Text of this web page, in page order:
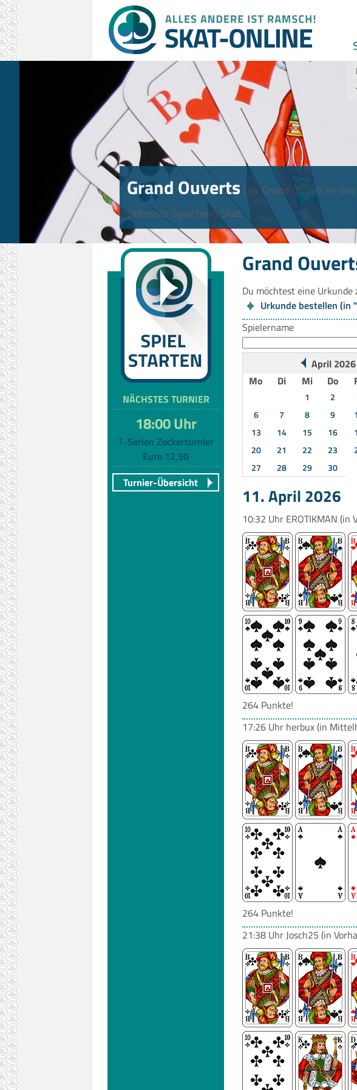
Grand Ouverts Der Grand Ouvert ist
seltenste Spiel beim Skat.
NÄCHSTES TURNIER
18:00 Uhr
1-Serien Zockerturnier
Euro 12,50
Turnier-Übersicht
Grand
Du möchtest eine
Urkunde bestellen (in
Spielername
April 2026
Mo
Di Mi Do
1 2
6
7 8 9
13
14 15 16
20
21 22 23
27
28 29 30
11. April 2026
10:32 Uhr EROTIKMAN (in
264 Punkte!
17:26 Uhr herbux(in
264 Punkte!
21:38 UhrJosch25 (in